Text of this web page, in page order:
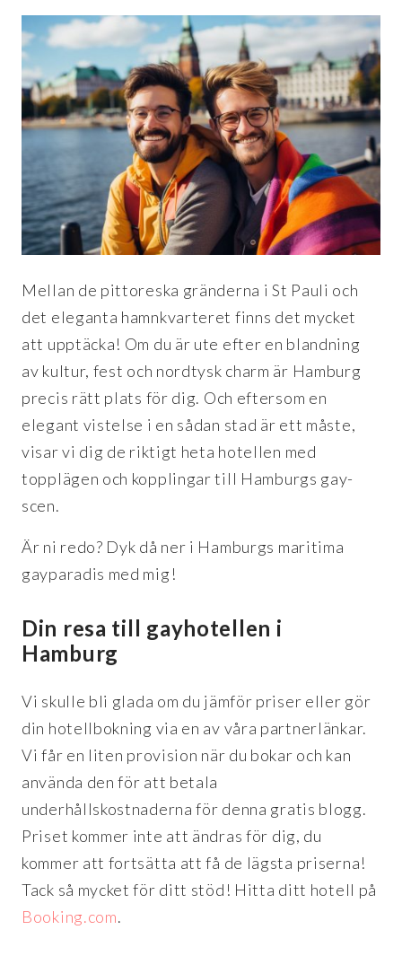
Mellan de pittoreska gränderna i St Pauli och
det eleganta hamnkvarteret finns det mycket
att upptäcka! Om du är ute efter en blandning
av kultur, fest och nordtysk charm är Hamburg
precis rätt plats för dig. Och eftersom en
elegant vistelse i en sådan stad är ett måste,
visar vi dig de riktigt heta hotellen med
topplägen och kopplingar till Hamburgs gay-
scen.
Är ni redo? Dyk då ner i Hamburgs maritima
gayparadis med mig!
Din resa till gayhotellen i
Hamburg
Vi skulle bli glada om du jämför priser eller gör
din hotellbokning via en av våra partnerlänkar.
Vi får en liten provision när du bokar och kan
använda den för att betala
underhållskostnaderna för denna gratis blogg.
Priset kommer inte att ändras för dig, du
kommer att fortsätta att få de lägsta priserna!
Tack så mycket för ditt stöd! Hitta ditt hotell på
Booking.com.